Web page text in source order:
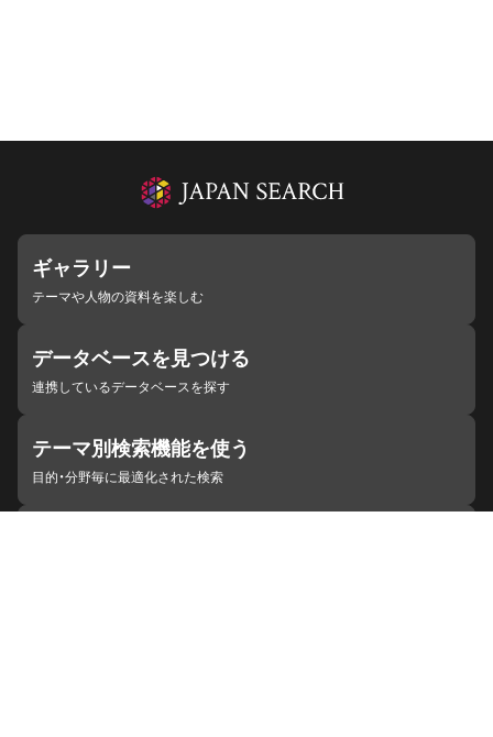
ギャラリー
テーマや人物の資料を楽しむ
データベースを見つける
連携しているデータベースを探す
テーマ別検索機能を使う
目的・分野毎に最適化された検索